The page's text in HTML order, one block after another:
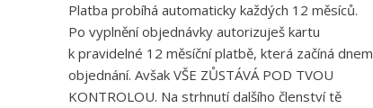
Platba probíhá automaticky každých 12 měsíců.
Po vyplnění objednávky autorizuješ kartu
k pravidelné 12 měsíční platbě, která začíná dnem
objednání. Avšak VŠE ZŮSTÁVÁ POD TVOU
KONTROLOU. Na strhnutí dalšího členství tě